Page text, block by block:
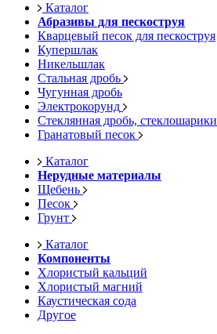
Каталог
Абразивы для пескоструя
Кварцевый песок для пескоструя
Купершлак
Никельшлак
Стальная дробь
Чугунная дробь
Электрокорунд
Стеклянная дробь, стеклошарики
Гранатовый песок
Каталог
Нерудные материалы
Щебень
Песок
Грунт
Каталог
Компоненты
Хлористый кальций
Хлористый магний
Каустическая сода
Другое